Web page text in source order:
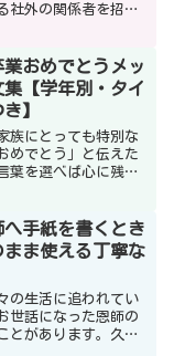
社外の関係者を招待
新年会案内メールの
イミング、...
おめでとうメッ
【学年別・タイ
】
族にとっても特別な
めでとう」と伝えた
葉を選べば心に残る
・タイプ別の例文を
す。短...
手紙を書くとき
ま使える丁寧な
の生活に追われてい
世話になった恩師の
とがあります。久し